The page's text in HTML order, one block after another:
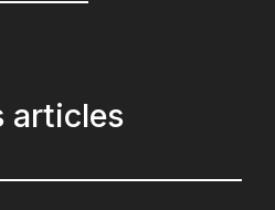
articles